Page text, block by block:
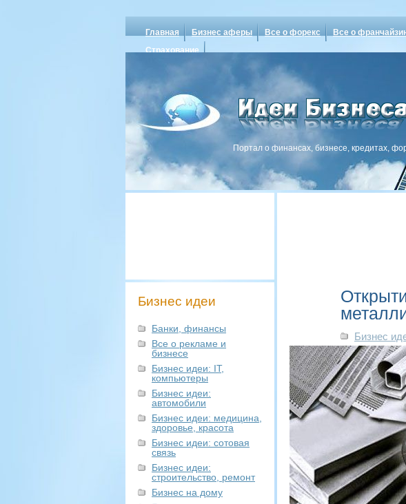
Главная Бизнес аферы Все о форекс Все о
Страхование
Портал о финансах, бизнесе, кредитах,
Бизнес идеи
Банки, финансы
Все о рекламе и
бизнесе
Бизнес идеи: IT,
компьютеры
Бизнес идеи:
автомобили
Бизнес идеи: медицина,
здоровье, красота
Бизнес идеи: сотовая
связь
Бизнес идеи:
строительство, ремонт
Бизнес на дому
Бизнес